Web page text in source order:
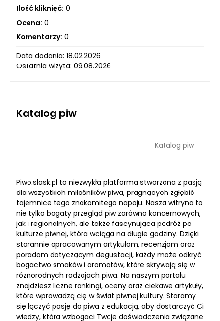
Ilość kliknięć: 0
Ocena: 0
Komentarzy: 0
Data dodania: 18.02.2026
Ostatnia wizyta: 09.08.2026
Katalog piw
Katalog piw
Piwo.slask.pl to niezwykła platforma stworzona z pasją
dla wszystkich miłośników piwa, pragnących zgłębić
tajemnice tego znakomitego napoju. Nasza witryna to
nie tylko bogaty przegląd piw zarówno koncernowych,
jak i regionalnych, ale także fascynująca podróż po
kulturze piwnej, która wciąga na długie godziny. Dzięki
starannie opracowanym artykułom, recenzjom oraz
poradom dotyczącym degustacji, każdy może odkryć
bogactwo smaków i aromatów, które skrywają się w
różnorodnych rodzajach piwa. Na naszym portalu
znajdziesz liczne rankingi, oceny oraz ciekawe artykuły,
które wprowadzą cię w świat piwnej kultury. Staramy
się łączyć pasję do piwa z edukacją, aby dostarczyć Ci
wiedzy, która wzbogaci Twoje doświadczenia związane